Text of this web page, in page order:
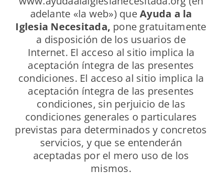
adelante «la web») queAyuda a la
Iglesia Necesitada, pone gratuitamente
a disposición de los usuarios de
Internet. El acceso al sitio implica la
aceptación íntegra de las presentes
condiciones. El acceso al sitio implica la
aceptación íntegra de las presentes
condiciones, sin perjuicio de las
condiciones generales o particulares
previstas para determinados y concretos
servicios, y que se entenderán
aceptadas por el mero uso de los
mismos.